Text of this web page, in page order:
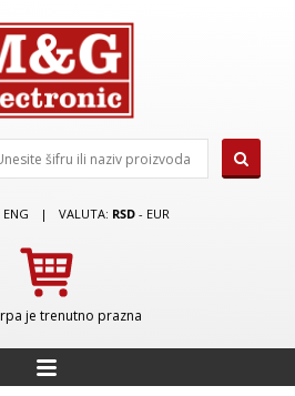
ENG | VALUTA: RSD - EUR
je trenutno prazna